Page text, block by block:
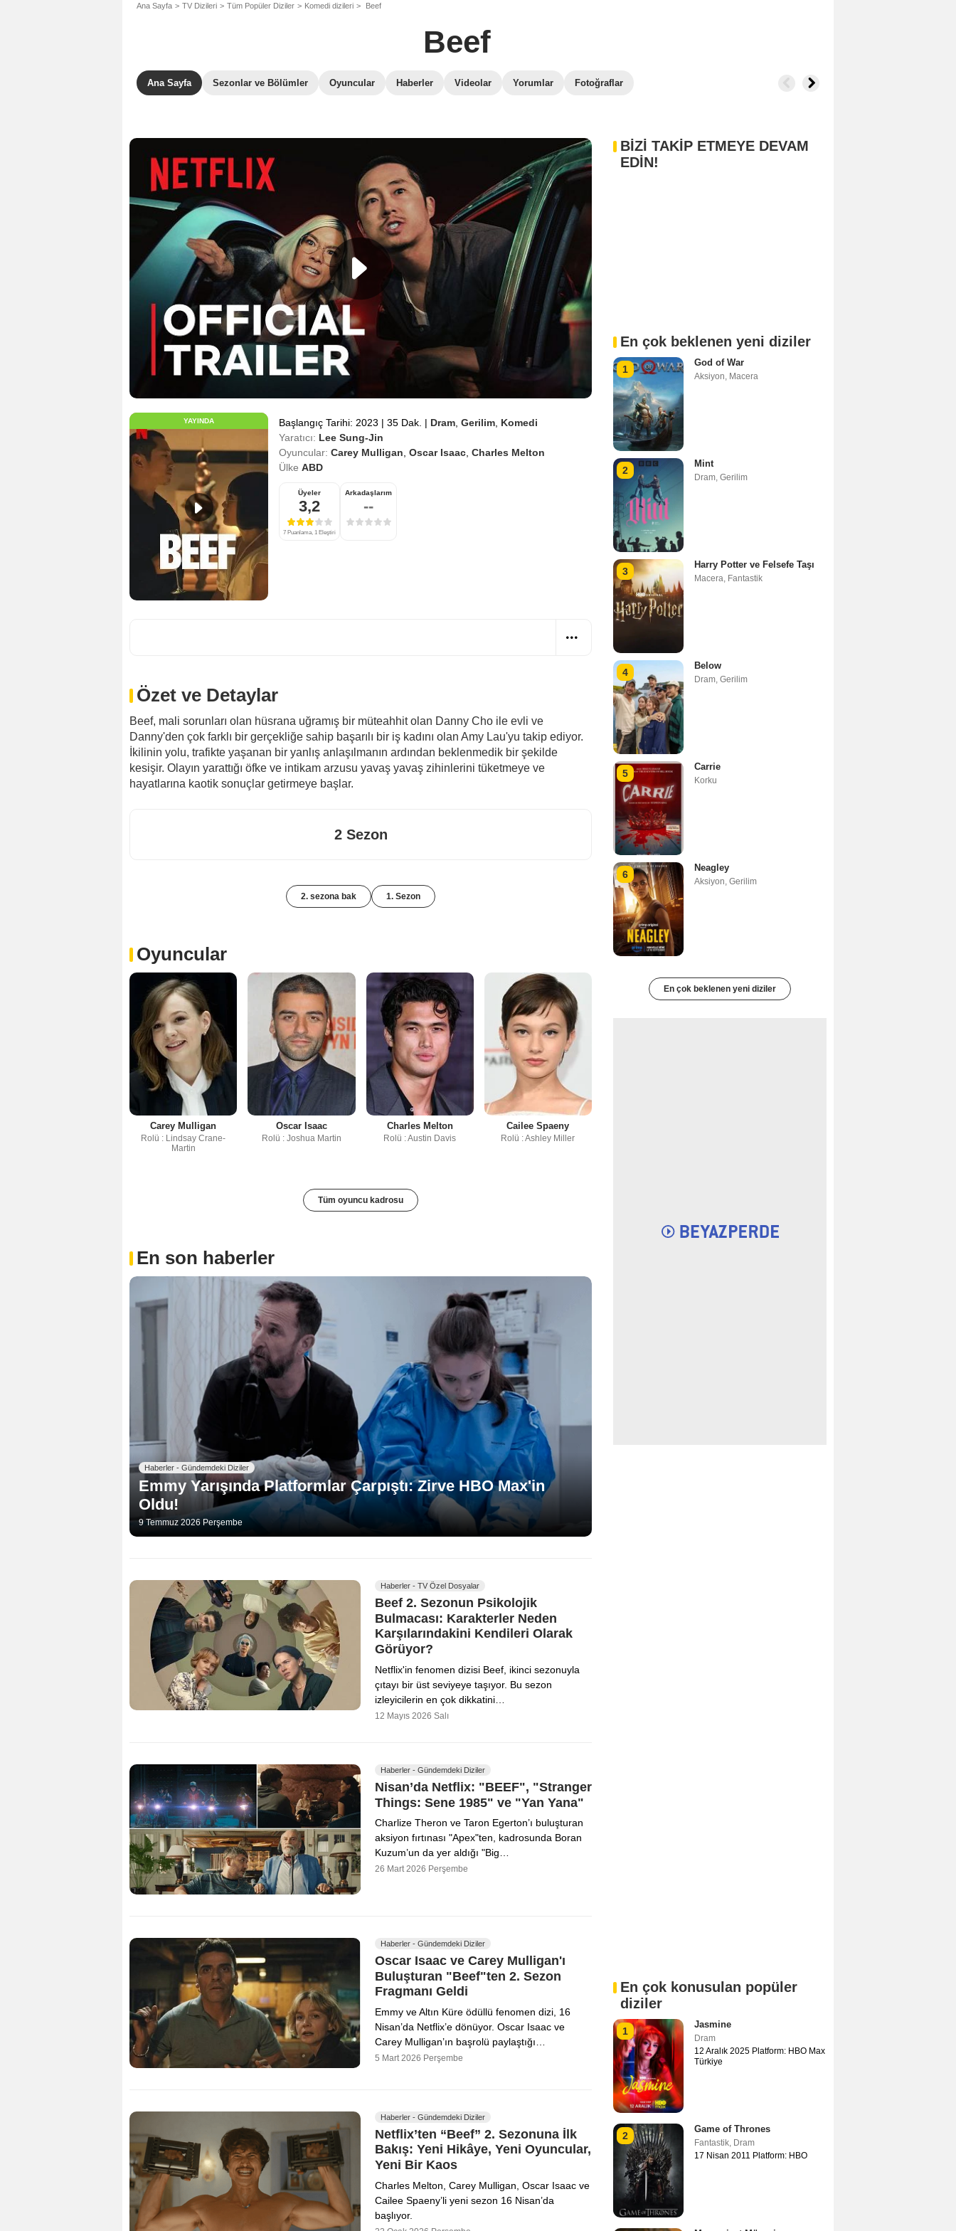
Ana Sayfa TV Dizileri Tüm Popüler Diziler Komedi dizileri Beef
Beef
Ana Sayfa Sezonlar ve Bölümler Oyuncular Haberler Videolar Yorumlar Fotoğraflar
YAYINDA Başlangıç Tarihi: 2023 | 35 Dak. | Dram Gerilim Komedi
Yaratıcı: Lee Sung-Jin
Oyuncular: Carey Mulligan Oscar Isaac Charles Melton
Ülke ABD
Üyeler
3,2
7 Puanlama, 1 Eleştiri
Arkadaşlarım
--
Özet ve Detaylar
Beef, mali sorunları olan hüsrana uğramış bir müteahhit olan Danny Cho ile evli ve
Danny'den çok farklı bir gerçekliğe sahip başarılı bir iş kadını olan Amy Lau'yu takip ediyor.
İkilinin yolu, trafikte yaşanan bir yanlış anlaşılmanın ardından beklenmedik bir şekilde
kesişir. Olayın yarattığı öfke ve intikam arzusu yavaş yavaş zihinlerini tüketmeye ve
hayatlarına kaotik sonuçlar getirmeye başlar.
2 Sezon
2. sezona bak 1. Sezon
Oyuncular
Carey Mulligan
Rolü : Lindsay Crane-
Martin
Oscar Isaac
Rolü : Joshua Martin
Charles Melton
Rolü : Austin Davis
Cailee Spaeny
Rolü : Ashley Miller
Tüm oyuncu kadrosu
En son haberler
Haberler - Gündemdeki Diziler
Emmy Yarışında Platformlar Çarpıştı: Zirve HBO Max'in
Oldu!
9 Temmuz 2026 Perşembe
Haberler - TV Özel Dosyalar
Beef 2. Sezonun Psikolojik
Bulmacası: Karakterler Neden
Karşılarındakini Kendileri Olarak
Görüyor?
Netflix'in fenomen dizisi Beef, ikinci sezonuyla
çıtayı bir üst seviyeye taşıyor. Bu sezon
izleyicilerin en çok dikkatini…
12 Mayıs 2026 Salı
Haberler - Gündemdeki Diziler
Nisan’da Netflix: "BEEF", "Stranger
Things: Sene 1985" ve "Yan Yana"
Charlize Theron ve Taron Egerton’ı buluşturan
aksiyon fırtınası "Apex"ten, kadrosunda Boran
Kuzum’un da yer aldığı "Big…
26 Mart 2026 Perşembe
Haberler - Gündemdeki Diziler
Oscar Isaac ve Carey Mulligan'ı
Buluşturan "Beef"ten 2. Sezon
Fragmanı Geldi
Emmy ve Altın Küre ödüllü fenomen dizi, 16
Nisan’da Netflix’e dönüyor. Oscar Isaac ve
Carey Mulligan’ın başrolü paylaştığı…
5 Mart 2026 Perşembe
Haberler - Gündemdeki Diziler
Netflix’ten “Beef” 2. Sezonuna İlk
Bakış: Yeni Hikâye, Yeni Oyuncular,
Yeni Bir Kaos
Charles Melton, Carey Mulligan, Oscar Isaac ve
Cailee Spaeny’li yeni sezon 16 Nisan’da
başlıyor.
BİZİ TAKİP ETMEYE DEVAM
EDİN!
En çok beklenen yeni diziler
1
God of War
Aksiyon, Macera
2
Mint
Dram, Gerilim
3
Harry Potter ve Felsefe Taşı
Macera, Fantastik
4
Below
Dram, Gerilim
5
Carrie
Korku
6
Neagley
Aksiyon, Gerilim
En çok beklenen yeni diziler
En çok konusulan popüler
diziler
1
Jasmine
Dram
12 Aralık 2025 Platform: HBO Max
Türkiye
2
Game of Thrones
Fantastik Dram
17 Nisan 2011 Platform: HBO